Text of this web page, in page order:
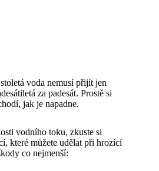
voda nemusí přijít jen
za padesát. Prostě si
jak je napadne.
vodního toku, zkuste si
které můžete udělat při hrozící
co nejmenší: